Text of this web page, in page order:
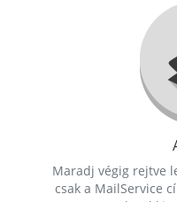
Maradj végig rejtve
csak a MailService